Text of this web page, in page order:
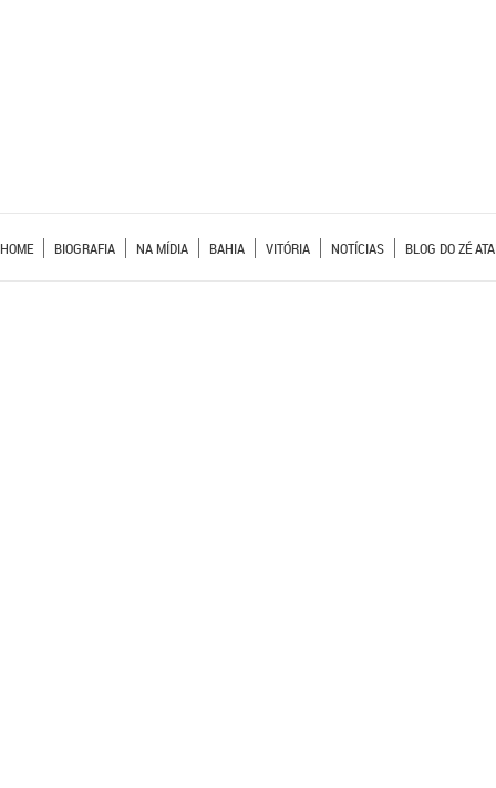
HOME BIOGRAFIA NA MÍDIA BAHIA VITÓRIA NOTÍCIAS BLOG DO ZÉ